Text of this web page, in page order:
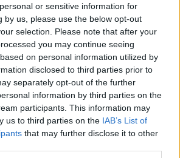
or sensitive information for
by us, please use the below opt-out
selection. Please note that after your
you may continue seeing
on personal information utilized by
disclosed to third parties prior to
separately opt-out of the further
information by third parties on the
participants. This information may
us to third parties on the IAB’s List of
that may further disclose it to other
tér 8.
Eladó:Műgyűjtők Háza Kft.
Műgyűjtők Háza kft.
Budapest
1023.Bp. Zsigmond tér 11.
1023